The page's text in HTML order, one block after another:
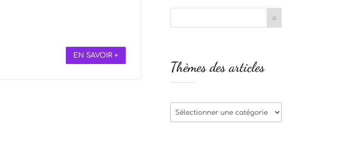
EN SAVOIR +
Thèmes des articles
Thèmes
des